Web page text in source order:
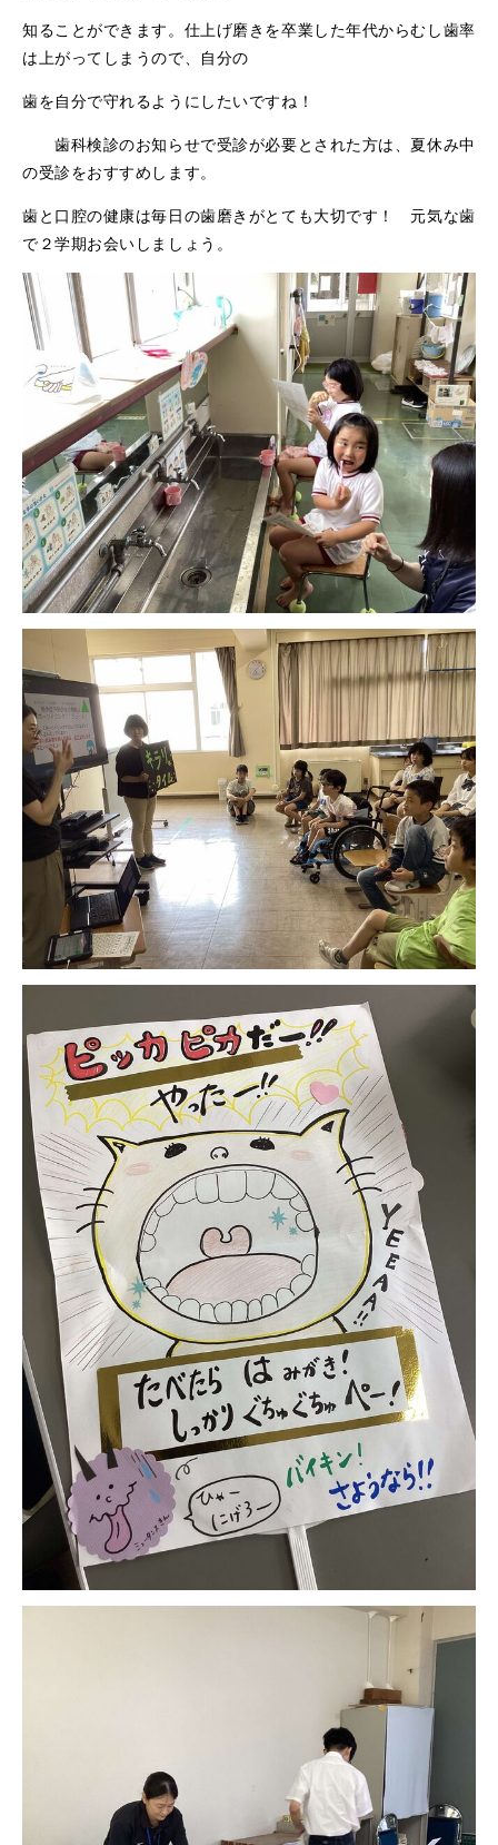
知ることができます。仕上げ磨きを卒業した年代からむし歯率
は上がってしまうので、自分の
歯を自分で守れるようにしたいですね！
歯科検診のお知らせで受診が必要とされた方は、夏休み中
の受診をおすすめします。
歯と口腔の健康は毎日の歯磨きがとても大切です！ 元気な歯
で２学期お会いしましょう。